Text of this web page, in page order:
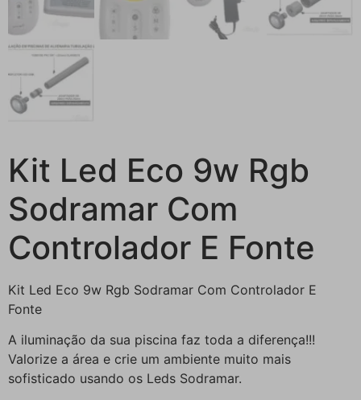
Kit Led Eco 9w Rgb
Sodramar Com
Controlador E Fonte
Kit Led Eco 9w Rgb Sodramar Com Controlador E
Fonte
A iluminação da sua piscina faz toda a diferença!!!
Valorize a área e crie um ambiente muito mais
sofisticado usando os Leds Sodramar.